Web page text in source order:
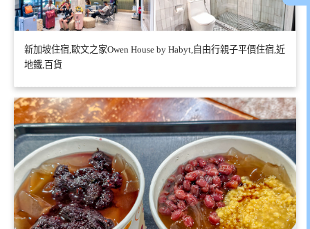
新加坡住宿,歐文之家Owen House by Habyt,自由行親子平價住宿,近
地鐵,百貨